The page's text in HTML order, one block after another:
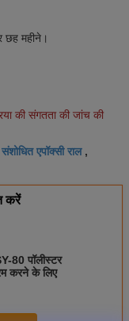
छह महीने।
की संगतता की जांच की
एपॉक्सी राल,
करें
80 पॉलीस्टर
करने के लिए